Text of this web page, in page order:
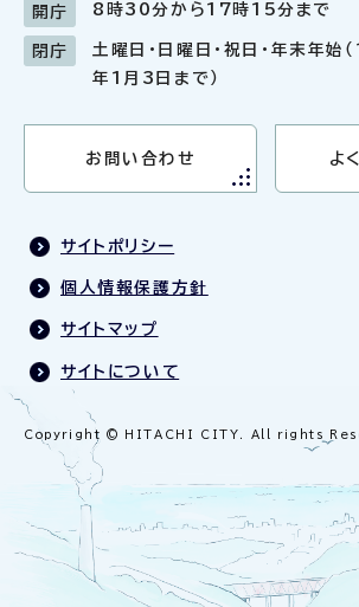
開庁 8時30分から17時15分まで
閉庁
土曜日・日曜日・祝日・年末年
年1月3日まで）
お問い合わせ よ
サイトポリシー
個人情報保護方針
サイトマップ
サイトについて
Copyright © HITACHI CITY. All rights